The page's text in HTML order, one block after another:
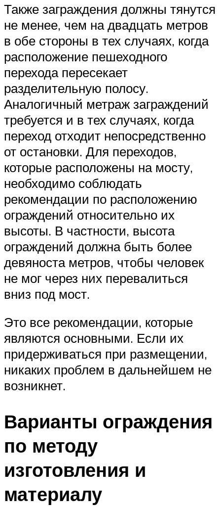
Также заграждения должны тянутся
не менее, чем на двадцать метров
в обе стороны в тех случаях, когда
расположение пешеходного
перехода пересекает
разделительную полосу.
Аналогичный метраж заграждений
требуется и в тех случаях, когда
переход отходит непосредственно
от остановки. Для переходов,
которые расположены на мосту,
необходимо соблюдать
рекомендации по расположению
ограждений относительно их
высоты. В частности, высота
ограждений должна быть более
девяноста метров, чтобы человек
не мог через них перевалиться
вниз под мост.
Это все рекомендации, которые
являются основными. Если их
придерживаться при размещении,
никаких проблем в дальнейшем не
возникнет.
Варианты ограждения
по методу
изготовления и
материалу